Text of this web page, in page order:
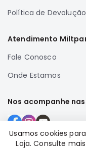
Airtrek
Política de
Atendimento
Fale Conosco
Onde Estamos
Nos acompanhe
Usamos cookies
Loja. Consulte